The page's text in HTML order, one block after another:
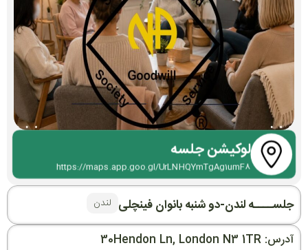
لوکیشن جلسه
https://maps.app.goo.gl/UrLNHQYmTgAg1umF8
جلســــه لندن-دو شنبه بانوان فینچلی لندن
آدرس: 30Hendon Ln, London N3 1TR